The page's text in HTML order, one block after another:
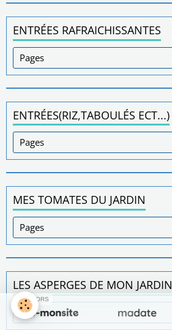
ENTRÉES RAFRAICHISSANTES
ENTRÉES(RIZ,TABOULÉS ECT...)
MES TOMATES DU JARDIN
LES ASPERGES DE MON JARDIN
SPONSORS